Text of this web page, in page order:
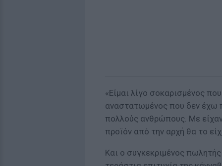
«Είμαι λίγο σοκαρισμένος
αναστατωμένος που δεν έχω
πολλούς ανθρώπους. Με
προϊόν από την αρχή θα το
Και ο συγκεκριμένος